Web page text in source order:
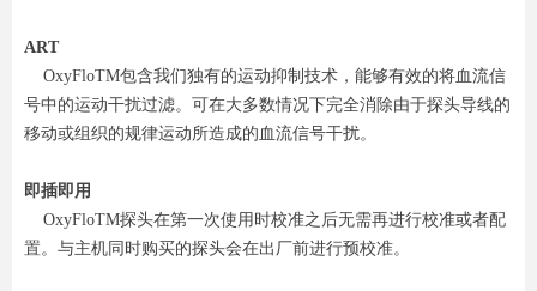
ART
OxyFloTM包含我们独有的运动抑制技术，能够有效的将血流信
号中的运动干扰过滤。可在大多数情况下完全消除由于探头导线的
移动或组织的规律运动所造成的血流信号干扰。
即插即用
OxyFloTM探头在第一次使用时校准之后无需再进行校准或者配
置。与主机同时购买的探头会在出厂前进行预校准。